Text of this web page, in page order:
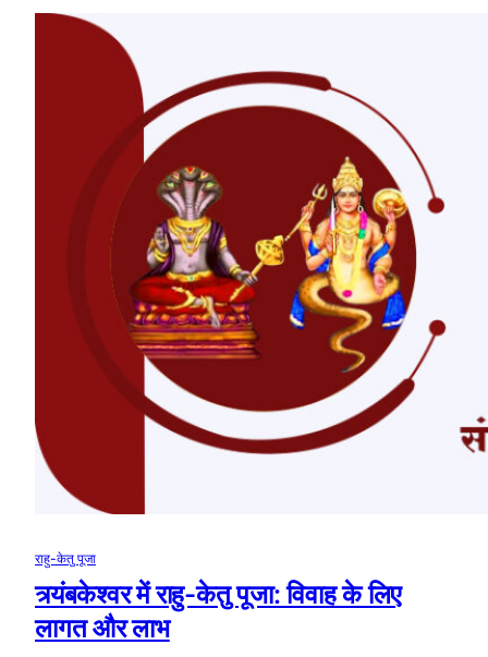
राहु-केतु पूजा
त्र्यंबकेश्वर में राहु-केतु पूजा: विवाह के लिए
लागत और लाभ